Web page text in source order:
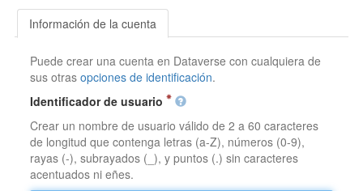
Información de la cuenta
Puede crear una cuenta en Dataverse con cualquiera de
sus otrasopciones de identificación.
Identificador de usuario
Crear un nombre de usuario válido de 2 a 60 caracteres
de longitud que contenga letras (a-Z), números (0-9),
rayas (-), subrayados (_), y puntos (.) sin caracteres
acentuados ni eñes.